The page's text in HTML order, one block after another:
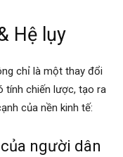
Hệ lụy
chỉ là một thay đổi
tính chiến lược, tạo ra
của nền kinh tế:
người dân